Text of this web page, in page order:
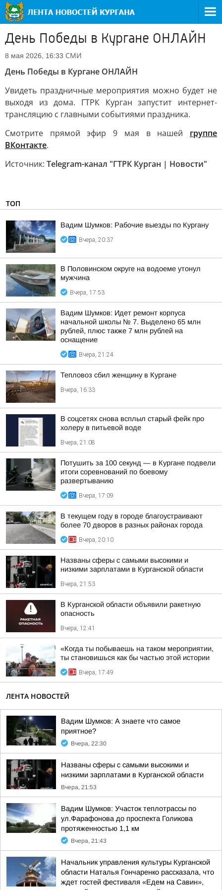
День Победы в Кургане ОНЛАЙН
8 мая 2026, 16:33 СМИ
День Победы в Кургане ОНЛАЙН
Увидеть праздничные мероприятия можно будет не
выходя из дома. ГТРК Курган запустит интернет-
трансляцию с главными событиями праздника.
Смотрите прямой эфир 9 мая в нашей группе
ВКонтакте.
Источник: Telegram-канал "ГТРК Курган | Новости"
ТОП
Вадим Шумков: Рабочие выезды по Кургану
Вчера, 20:37
В Половинском округе на водоеме утонул
мужчина
Вчера, 17:53
Вадим Шумков: Идет ремонт корпуса
начальной школы № 7. Выделено 65 млн
рублей, плюс также 7 млн рублей на
оснащение
Вчера, 21:24
Тепловоз сбил женщину в Кургане
Вчера, 16:33
В соцсетях снова всплыл старый фейк про
холеру в питьевой воде
Вчера, 21:08
Потушить за 100 секунд — в Кургане подвели
итоги соревнований по боевому
развертыванию
Вчера, 17:09
В текущем году в городе благоустраивают
более 70 дворов в разных районах города
Вчера, 20:10
Названы сферы с самыми высокими и
низкими зарплатами в Курганской области
Вчера, 21:53
В Курганской области объявили ракетную
опасность
Вчера, 12:41
«Когда ты побываешь на таком мероприятии,
ты становишься как бы частью этой истории
Вчера, 17:49
ЛЕНТА НОВОСТЕЙ
Вадим Шумков: А знаете что самое
приятное?
Вчера, 22:30
Названы сферы с самыми высокими и
низкими зарплатами в Курганской области
Вчера, 21:53
Вадим Шумков: Участок теплотрассы по
ул.Фарафонова до проспекта Голикова
протяженностью 1,1 км
Вчера, 21:43
Начальник управления культуры Курганской
области Наталья Гончаренко рассказала, что
ждет гостей фестиваля «Едем на Савин»,